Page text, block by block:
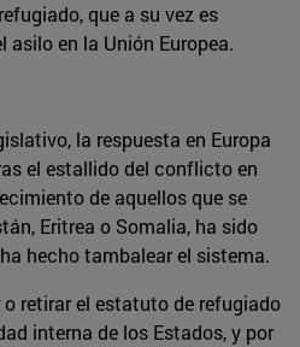
que a su vez es
asilo en la Unión Europea.
la respuesta en Europa
el estallido del conflicto en
de aquellos que se
Eritrea o Somalia, ha sido
hecho tambalear el sistema.
retirar el estatuto de refugiado
interna de los Estados, y por